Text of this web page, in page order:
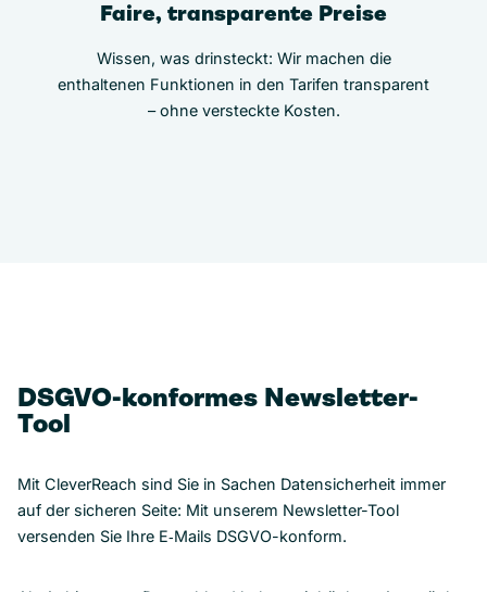
Faire, transparente Preise
Wissen, was drinsteckt: Wir machen die
enthaltenen Funktionen in den Tarifen transparent
– ohne versteckte Kosten.
DSGVO-konformes Newsletter-
Tool
Mit CleverReach sind Sie in Sachen Datensicherheit immer
auf der sicheren Seite: Mit unserem Newsletter-Tool
versenden Sie Ihre E‑Mails DSGVO-konform.